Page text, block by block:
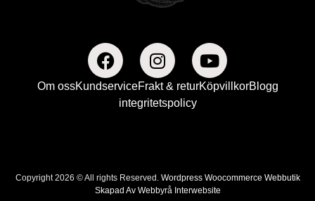
Om ossKundserviceFrakt & returKöpvillkorBlogg
integritetspolicy
Copyright 2026 © All rights Reserved. Wordpress Woocommerce Webbutik
Skapad Av Webbyrå Interwebsite